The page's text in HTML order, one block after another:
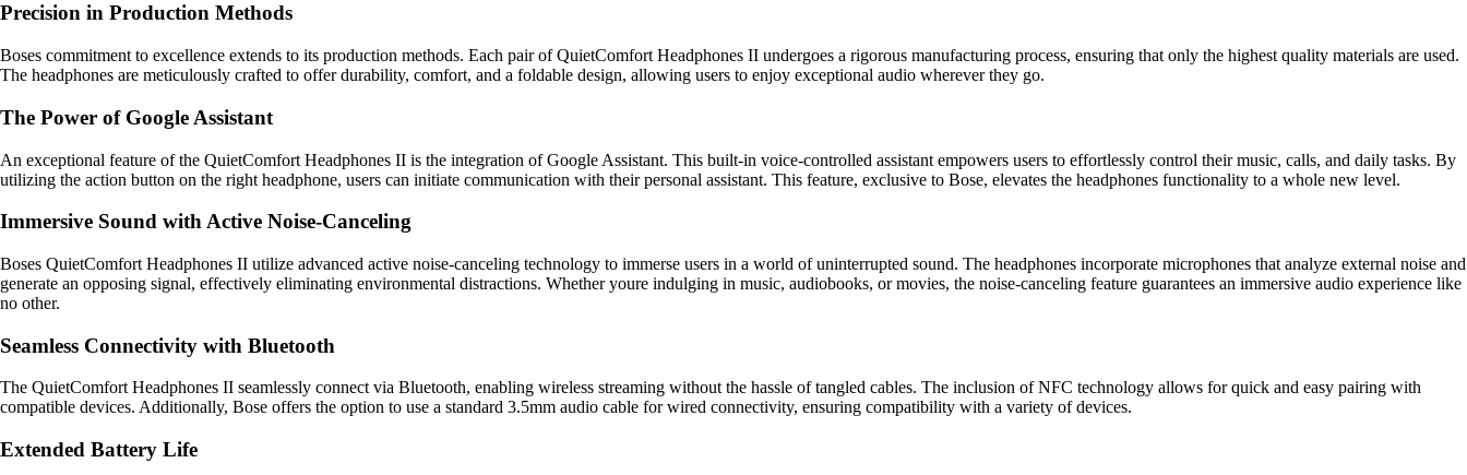
Precision in Production Methods
Boses commitment to excellence extends to its production methods. Each pair of QuietComfort Headphones II undergoes a rigorous manufacturing process, ensuring that only the highest quality materials are used.
The headphones are meticulously crafted to offer durability, comfort, and a foldable design, allowing users to enjoy exceptional audio wherever they go.
The Power of Google Assistant
An exceptional feature of the QuietComfort Headphones II is the integration of Google Assistant. This built-in voice-controlled assistant empowers users to effortlessly control their music, calls, and daily tasks. By
utilizing the action button on the right headphone, users can initiate communication with their personal assistant. This feature, exclusive to Bose, elevates the headphones functionality to a whole new level.
Immersive Sound with Active Noise-Canceling
Boses QuietComfort Headphones II utilize advanced active noise-canceling technology to immerse users in a world of uninterrupted sound. The headphones incorporate microphones that analyze external noise and
generate an opposing signal, effectively eliminating environmental distractions. Whether youre indulging in music, audiobooks, or movies, the noise-canceling feature guarantees an immersive audio experience like
no other.
Seamless Connectivity with Bluetooth
The QuietComfort Headphones II seamlessly connect via Bluetooth, enabling wireless streaming without the hassle of tangled cables. The inclusion of NFC technology allows for quick and easy pairing with
compatible devices. Additionally, Bose offers the option to use a standard 3.5mm audio cable for wired connectivity, ensuring compatibility with a variety of devices.
Extended Battery Life